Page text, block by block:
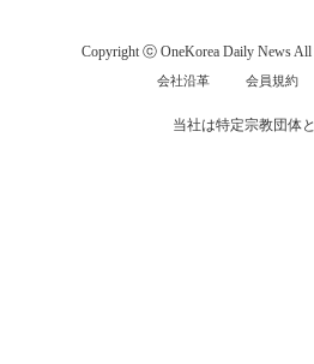
Copyright ⓒ OneKorea Daily News All
会社沿革 会員規約
当社は特定宗教団体